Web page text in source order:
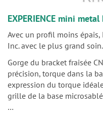
EXPERIENCE mini
Avec un profil moins
Inc. avec le plus grand soin.
Gorge du bracket fraisée
précision, torque dans la
expression du torque
grille de la base
…